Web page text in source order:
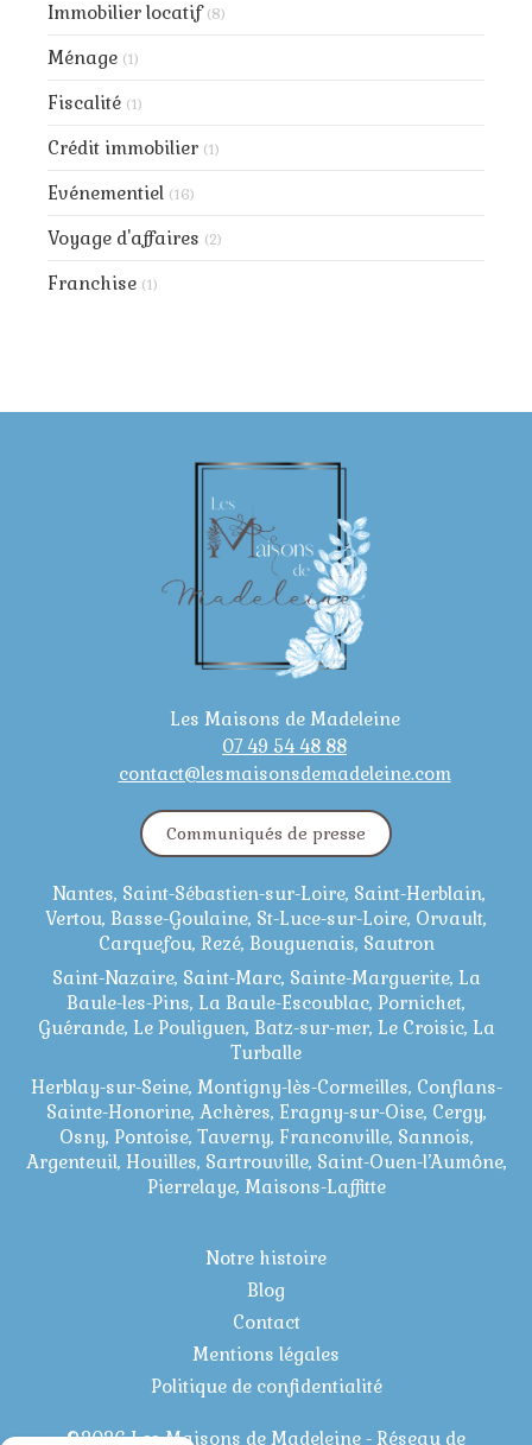
Immobilier locatif (8)
Ménage (1)
Fiscalité (1)
Crédit immobilier (1)
Evénementiel (16)
Voyage d'affaires (2)
Franchise (1)
Les Maisons de Madeleine
07 49 54 48 88
contact@lesmaisonsdemadeleine.com
Communiqués de presse
Nantes, Saint-Sébastien-sur-Loire, Saint-Herblain,
Vertou, Basse-Goulaine, St-Luce-sur-Loire, Orvault,
Carquefou, Rezé, Bouguenais, Sautron
Saint-Nazaire, Saint-Marc, Sainte-Marguerite, La
Baule-les-Pins, La Baule-Escoublac, Pornichet,
Guérande, Le Pouliguen, Batz-sur-mer, Le Croisic, La
Turballe
Herblay-sur-Seine, Montigny-lès-Cormeilles, Conflans-
Sainte-Honorine, Achères, Eragny-sur-Oise, Cergy,
Osny, Pontoise, Taverny, Franconville, Sannois,
Argenteuil, Houilles, Sartrouville, Saint-Ouen-l’Aumône,
Pierrelaye, Maisons-Laffitte
Notre histoire
Blog
Contact
Mentions légales
Politique de confidentialité
©2026 Les Maisons de Madeleine - Réseau de